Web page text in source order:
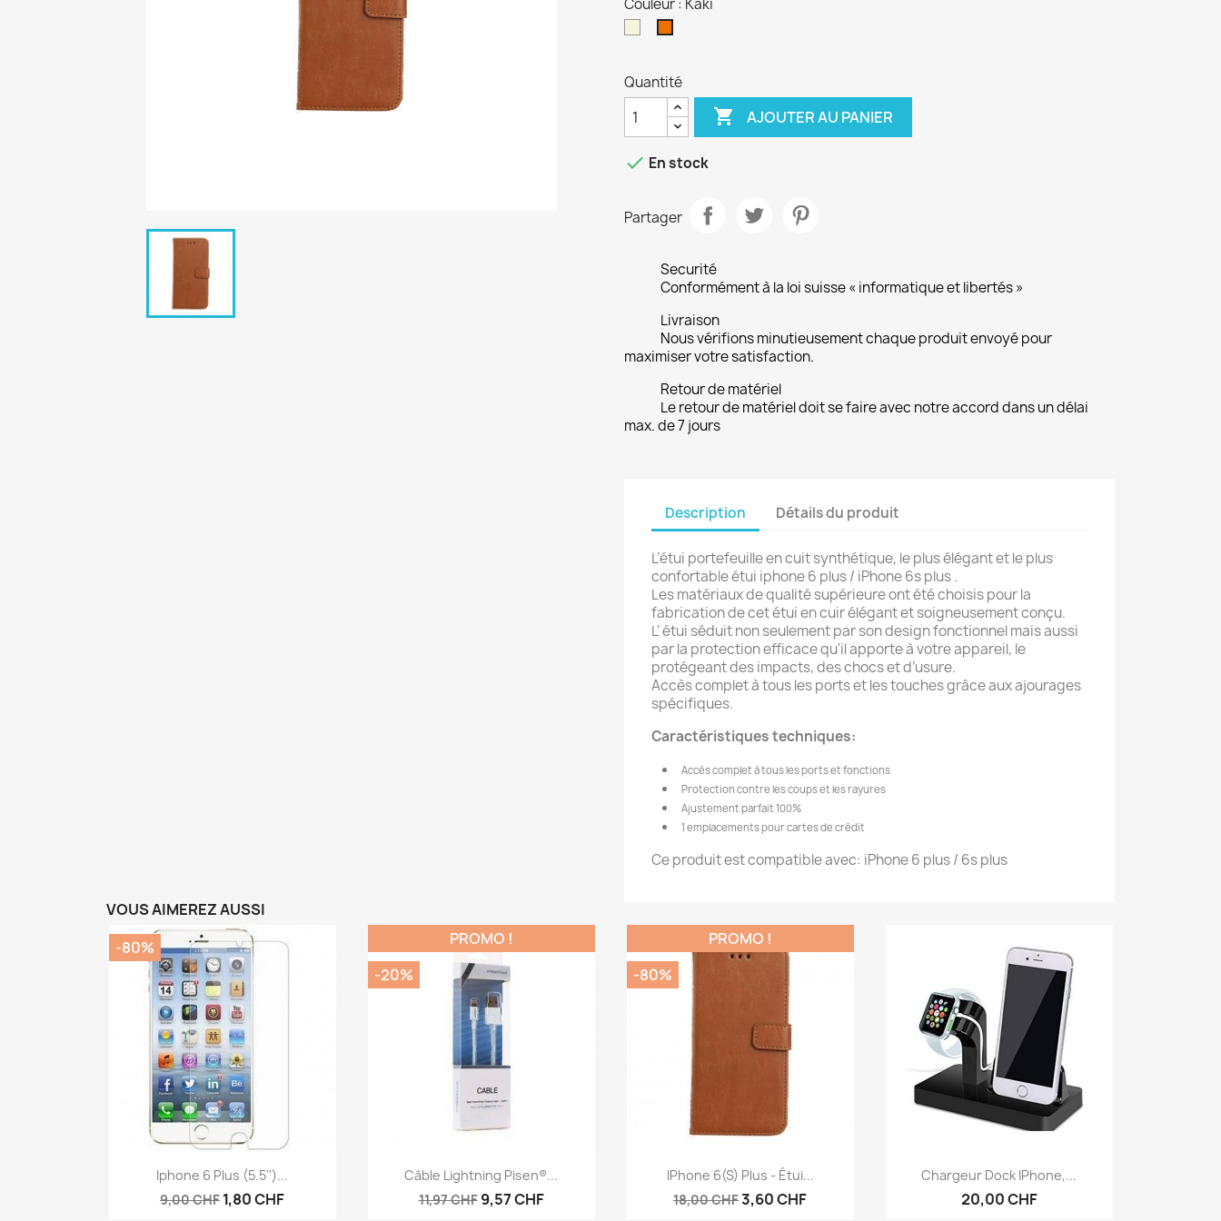
Couleur : Kaki
Quantité
 AJOUTER AU PANIER
 En stock
Partager
Securité
Conformément à la loi suisse « informatique et libertés »
Livraison
Nous vérifions minutieusement chaque produit envoyé pour
maximiser votre satisfaction.
Retour de matériel
Le retour de matériel doit se faire avec notre accord dans un délai
max. de 7 jours
Description Détails du produit
L’étui portefeuille en cuit synthétique, le plus élégant et le plus
confortable étui iphone 6 plus / iPhone 6s plus .
Les matériaux de qualité supérieure ont été choisis pour la
fabrication de cet étui en cuir élégant et soigneusement conçu.
L’ étui séduit non seulement par son design fonctionnel mais aussi
par la protection efficace qu'il apporte à votre appareil, le
protégeant des impacts, des chocs et d’usure.
Accès complet à tous les ports et les touches grâce aux ajourages
spécifiques.
Caractéristiques techniques:
Accès complet à tous les ports et fonctions
Protection contre les coups et les rayures
Ajustement parfait 100%
1 emplacements pour cartes de crédit
Ce produit est compatible avec: iPhone 6 plus / 6s plus
VOUS AIMEREZ AUSSI
Aperçu rapide
Iphone 6 Plus (5.5'')...
9,00 CHF 1,80 CHF
-80%
 Aperçu rapide
Câble Lightning Pisen®...
11,97 CHF 9,57 CHF
PROMO !
-20%
Aperçu rapide
IPhone 6(s) Plus - Étui...
18,00 CHF3,60 CHF
PROMO !
-80%
Aperçu rapide
Chargeur Dock IPhone,...
20,00 CHF